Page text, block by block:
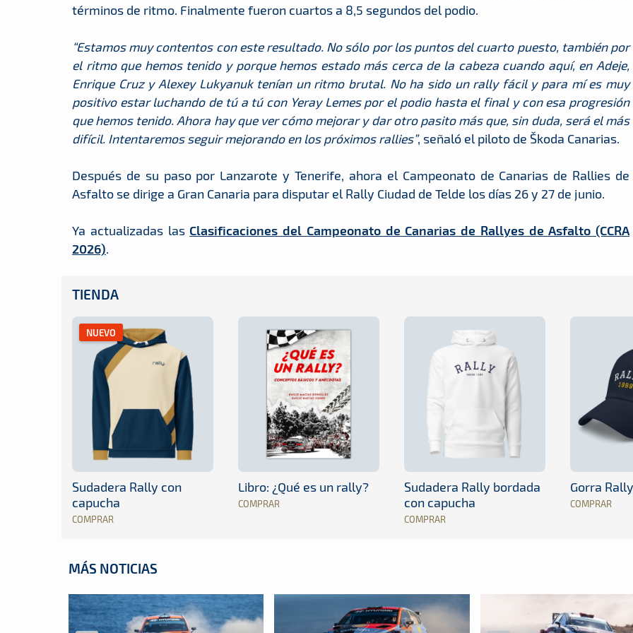
términos de ritmo. Finalmente fueron cuartos a 8,5 segundos del podio.
“Estamos muy contentos con este resultado. No sólo por los puntos del cuarto puesto, también por
el ritmo que hemos tenido y porque hemos estado más cerca de la cabeza cuando aquí, en Adeje,
Enrique Cruz y Alexey Lukyanuk tenían un ritmo brutal. No ha sido un rally fácil y para mí es muy
positivo estar luchando de tú a tú con Yeray Lemes por el podio hasta el final y con esa progresión
que hemos tenido. Ahora hay que ver cómo mejorar y dar otro pasito más que, sin duda, será el más
difícil. Intentaremos seguir mejorando en los próximos rallies”, señaló el piloto de Škoda Canarias.
Después de su paso por Lanzarote y Tenerife, ahora el Campeonato de Canarias de Rallies de
Asfalto se dirige a Gran Canaria para disputar el Rally Ciudad de Telde los días 26 y 27 de junio.
Ya actualizadas las Clasificaciones del Campeonato de Canarias de Rallyes de Asfalto (CCRA
2026).
TIENDA
NUEVO
Sudadera Rally con
capucha
COMPRAR
Libro: ¿Qué es un rally?
COMPRAR
Sudadera Rally bordada
con capucha
COMPRAR
Gorra
COMPRAR
MÁS NOTICIAS